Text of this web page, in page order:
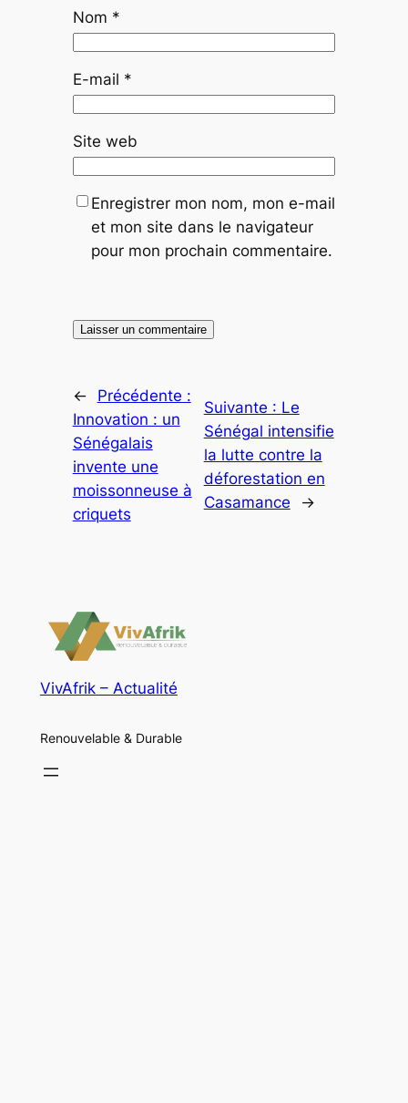
Nom *
E-mail *
Site web
Enregistrer mon nom, mon e-mail
et mon site dans le navigateur
pour mon prochain commentaire.
←
Précédente :
Innovation : un
Sénégalais
invente une
moissonneuse à
criquets
Suivante : Le
Sénégal intensifie
la lutte contre la
déforestation en
Casamance
→
VivAfrik – Actualité
Renouvelable & Durable